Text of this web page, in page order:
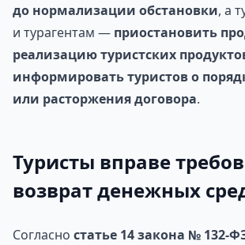
до нормализации обстановки, а
и турагентам — приостановить
реализацию туристских
информировать туристов о
или расторжения договора.
Туристы вправе
возврат денежных
Согласно статье 14 закона № 132-